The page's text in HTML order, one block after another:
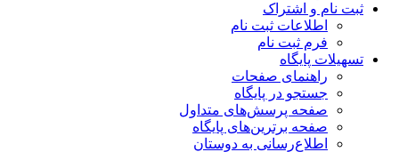
ثبت نام و اشتراک
اطلاعات ثبت نام
فرم ثبت نام
تسهیلات پایگاه
راهنمای صفحات
جستجو در پایگاه
صفحه پرسش‌های متداول
صفحه برترین‌های پایگاه
اطلاع‌رسانی به دوستان